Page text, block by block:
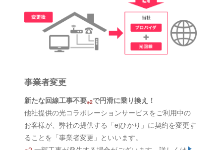
事業者変更
新たな回線工事不要※2で円滑に乗り換え！
他社提供の光コラボレーションサービスをご利用中の
お客様が、弊社の提供する「ejひかり」に契約を変更す
ることを「事業者変更」といいます。